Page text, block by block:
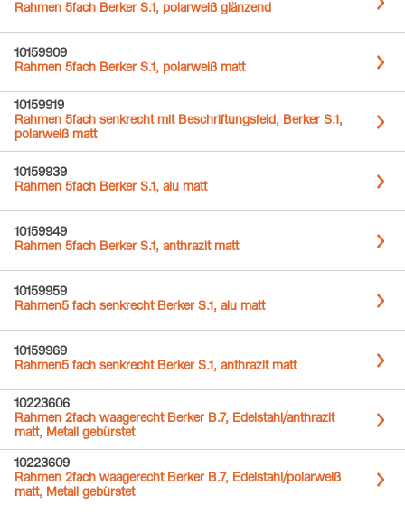
Rahmen 5fach Berker S.1, polarweiß glänzend
10159909
Rahmen 5fach Berker S.1, polarweiß matt
10159919
Rahmen 5fach senkrecht mit Beschriftungsfeld, Berker S.1,
polarweiß matt
10159939
Rahmen 5fach Berker S.1, alu matt
10159949
Rahmen 5fach Berker S.1, anthrazit matt
10159959
Rahmen5 fach senkrecht Berker S.1, alu matt
10159969
Rahmen5 fach senkrecht Berker S.1, anthrazit matt
10223606
Rahmen 2fach waagerecht Berker B.7, Edelstahl/anthrazit
matt, Metall gebürstet
10223609
Rahmen 2fach waagerecht Berker B.7, Edelstahl/polarweiß
matt, Metall gebürstet